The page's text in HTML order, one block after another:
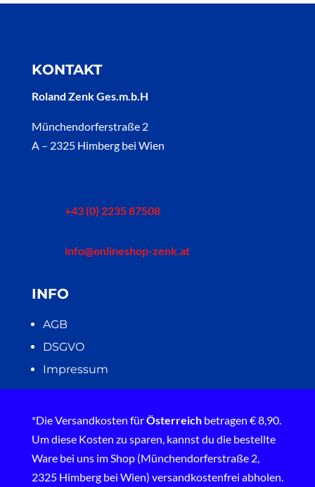
KONTAKT
Roland Zenk Ges.m.b.H
Münchendorferstraße 2
A – 2325 Himberg bei Wien
+43 (0) 2235 87508
info@onlineshop-zenk.at
INFO
AGB
DSGVO
Impressum
*Die Versandkosten fürÖsterreich betragen € 8,90.
Um diese Kosten zu sparen, kannst du die bestellte
Ware bei uns im Shop (Münchendorferstraße 2,
2325 Himberg bei Wien) versandkostenfrei abholen.